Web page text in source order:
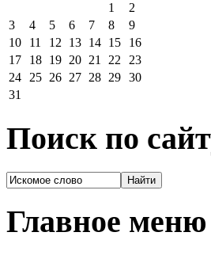
1
2
3
4 5 6 7 8
9
10
11 12 13 14 15
16
17
18 19 20 21 22
23
24
25 26 27 28 29 30
31
Поиск по
Главное меню